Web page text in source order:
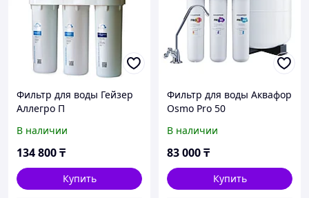
Фильтр для воды Гейзер
Аллегро П
В наличии
134 800₸
Купить
Фильтр для воды Аквафор
Osmo Pro 50
В наличии
83 000₸
Купить